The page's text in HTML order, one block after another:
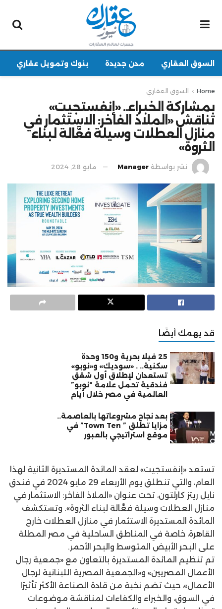
السوق العقاري مدن جديدة بنوك وتمويل عقاري
Home السوق العقاري
بمشاركة الخبراء.. «إنفستجيت»
تناقش «الملاذ الفاخر: الاستثمار في
منازل العطلات وسيلة فعَّالة لبناء
الثروة»
نشر بواسطة Manager مايو 28, 2024
قد يهمك أيضًا
25 فيلا بحرية و150 وحدة
سكنية.. . «سوديك» و«نوبو»
تستعدان لإطلاق أول شقق
فندقية تحمل علامة “نوبو”
العالمية في مصر خلال أيام
بعد نجاح مشروعاتها بالعاصمة..
مزايا تطلق ” Town Ten” في
موقع استراتيجي بالعبور
تستعد «إنفستجيت» لعقد المائدة المستديرة الثانية لهذا
العام، والتي تنطلق يوم الأربعاء 29 مايو 2024 في فندق
نايل ريتز كارلتون، تحت عنوان «الملاذ الفاخر: الاستثمار في
منازل العطلات وسيلة فعَّالة لبناء الثروة». وتستكشف
المائدة المستديرة الاستثمار في منازل العطلات خارج
القاهرة، خاصة في المناطق الساحلية في مصر المطلة
على البحر الأبيض المتوسط والبحر الأحمر.
تم تنظيم المائدة المستديرة بالتعاون مع «جمعية رجال
الأعمال المصريين» و«الجمعية المصرية اللبنانية لرجال
الأعمال»، حيث تضم نخبة من قادة الصناعة الأكثر تأثيرًا
في السوق، والخبراء والكفاءات لمناقشة موضوعات